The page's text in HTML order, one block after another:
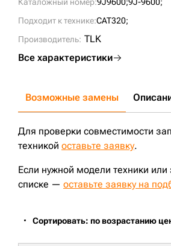
Подходит к технике:CAT320;
Производитель: TLK
Все характеристики
Возможные замены
Для проверки совместимости
техникой оставьте заявку.
Если нужной модели техники или
списке — оставьте заявку на
Сортировать: по возрастанию